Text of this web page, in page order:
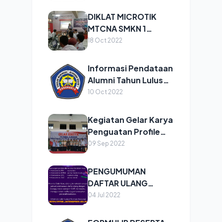
DIKLAT MICROTIK
MTCNA SMKN 1
SUKOHARJO 2022
18 Oct 2022
Informasi Pendataan
Alumni Tahun Lulus
2021
10 Oct 2022
Kegiatan Gelar Karya
Penguatan Profile
Pelajar Pancasila (P5)
09 Sep 2022
PENGUMUMAN
DAFTAR ULANG
PESERTA DIDIK BARU
TAHUN PELAJARAN
04 Jul 2022